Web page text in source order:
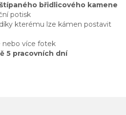
břidlicového kamene
potisk
kterému lze kámen postavit
nebo více fotek
5 pracovních dní